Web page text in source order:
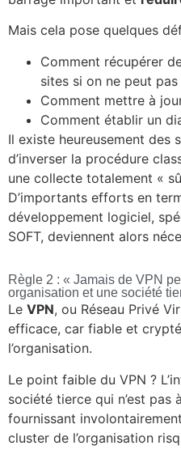
Mais cela pose quelques
Comment récupérer
sites si on ne peut
Comment mettre à
Comment établir un
Il existe heureusement des
d’inverser la procédure
une collecte totalement «
D’importants efforts en
développement logiciel,
SOFT, deviennent alors
Règle 2 : « Jamais de VPN
organisation et une société
Le VPN, ou Réseau Privé
efficace, car fiable et
l’organisation.
Le point faible du VPN ?
société tierce qui n’est pas
fournissant
cluster de l’organisation